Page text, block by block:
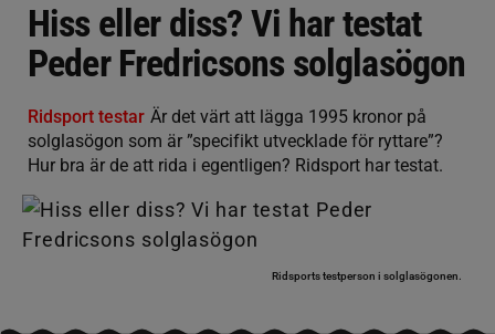
Hiss eller diss? Vi har testat
Peder Fredricsons solglasögon
Ridsport testar Är det värt att lägga 1995 kronor på
solglasögon som är ”specifikt utvecklade för ryttare”?
Hur bra är de att rida i egentligen? Ridsport har testat.
Ridsports testperson i solglasögonen.